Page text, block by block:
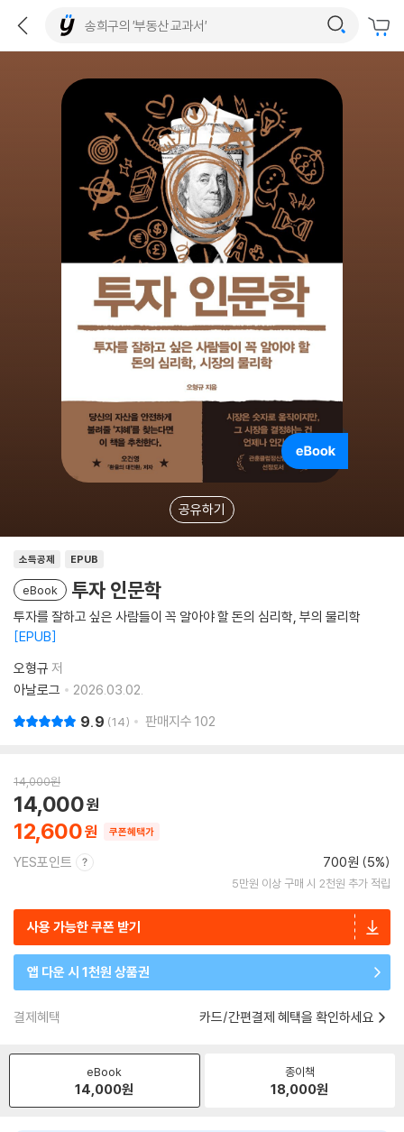
공유하기
소득공제 EPUB
eBook 투자 인문학
투자를 잘하고 싶은 사람들이 꼭 알아야 할 돈의 심리학, 부의 물리학
EPUB
오형규 저
아날로그
2026.03.02.
9.9 14 판매지수 102
14,000원
12,600
14,000
쿠폰혜택가
YES포인트 700원 (5%)
5만원 이상 구매 시 2천원 추가 적립
사용 가능한 쿠폰 받기
앱 다운 시 1천원 상품권
결제혜택 카드/간편결제 혜택을 확인하세요
eBook
14,000원
종이책
18,000원